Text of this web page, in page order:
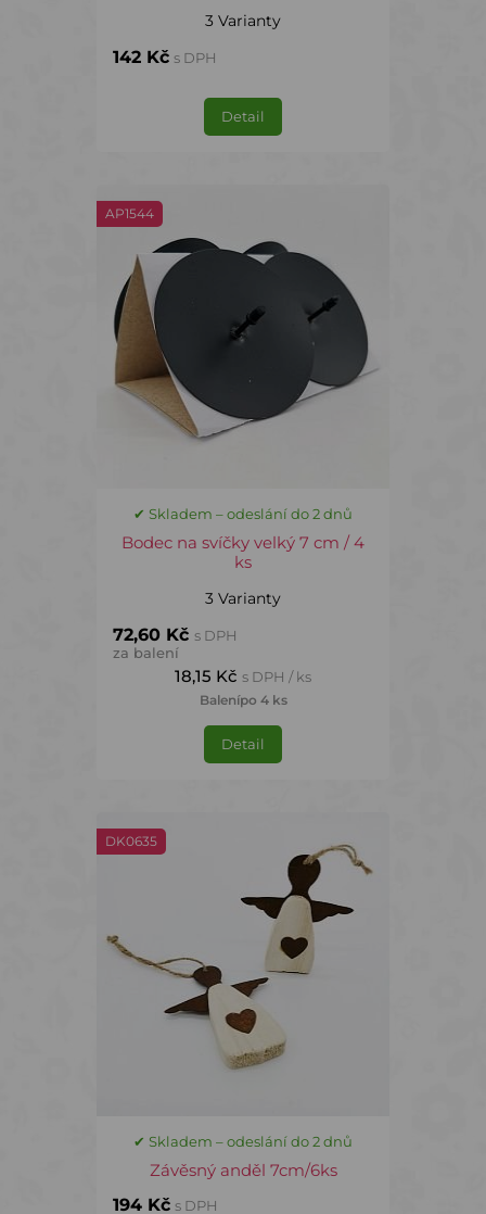
3 Varianty
142 Kč s DPH
Detail
AP1544
✔ Skladem – odeslání do 2 dnů
Bodec na svíčky velký 7 cm / 4
ks
3 Varianty
72,60 Kč s DPH
za balení
18,15 Kč s DPH / ks
Balenípo 4 ks
Detail
DK0635
✔ Skladem – odeslání do 2 dnů
Závěsný anděl 7cm/6ks
194 Kč s DPH